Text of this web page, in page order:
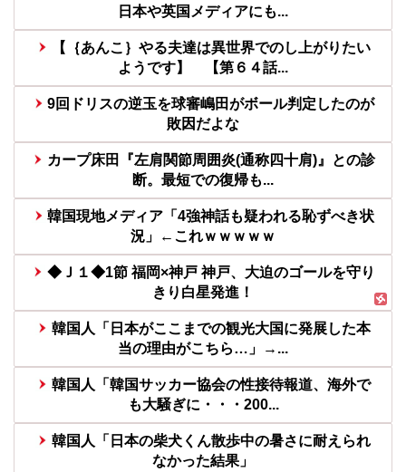
日本や英国メディアにも...
【｛あんこ｝やる夫達は異世界でのし上がりたい
ようです】 【第６４話...
9回ドリスの逆玉を球審嶋田がボール判定したのが
敗因だよな
カープ床田『左肩関節周囲炎(通称四十肩)』との診
断。最短での復帰も...
韓国現地メディア「4強神話も疑われる恥ずべき状
況」←これｗｗｗｗｗ
◆Ｊ１◆1節 福岡×神戸 神戸、大迫のゴールを守り
きり白星発進！
韓国人「日本がここまでの観光大国に発展した本
当の理由がこちら…」→...
韓国人「韓国サッカー協会の性接待報道、海外で
も大騒ぎに・・・200...
韓国人「日本の柴犬くん散歩中の暑さに耐えられ
なかった結果」